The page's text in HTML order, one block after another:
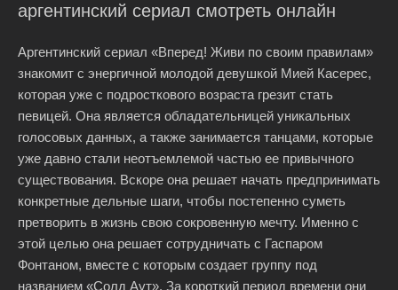
аргентинский сериал смотреть онлайн
Аргентинский сериал «Вперед! Живи по своим правилам»
знакомит с энергичной молодой девушкой Мией Касерес,
которая уже с подросткового возраста грезит стать
певицей. Она является обладательницей уникальных
голосовых данных, а также занимается танцами, которые
уже давно стали неотъемлемой частью ее привычного
существования. Вскоре она решает начать предпринимать
конкретные дельные шаги, чтобы постепенно суметь
претворить в жизнь свою сокровенную мечту. Именно с
этой целью она решает сотрудничать с Гаспаром
Фонтаном, вместе с которым создает группу под
названием «Солд Аут». За короткий период времени они